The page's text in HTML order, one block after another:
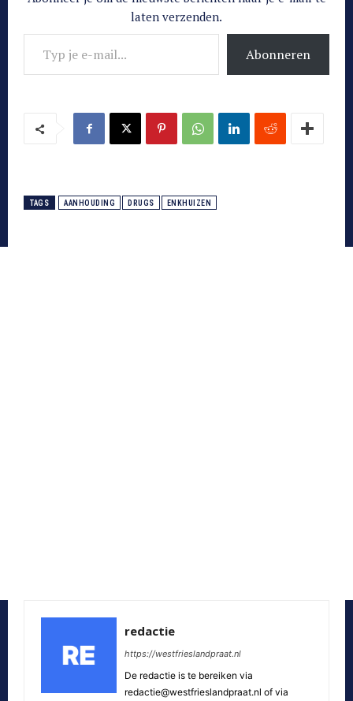
laten verzenden.
Typ je e-mail...
Abonneren
TAGS AANHOUDING DRUGS ENKHUIZEN
redactie
https://westfrieslandpraat.nl
De redactie is te bereiken via
redactie@westfrieslandpraat.nl of via